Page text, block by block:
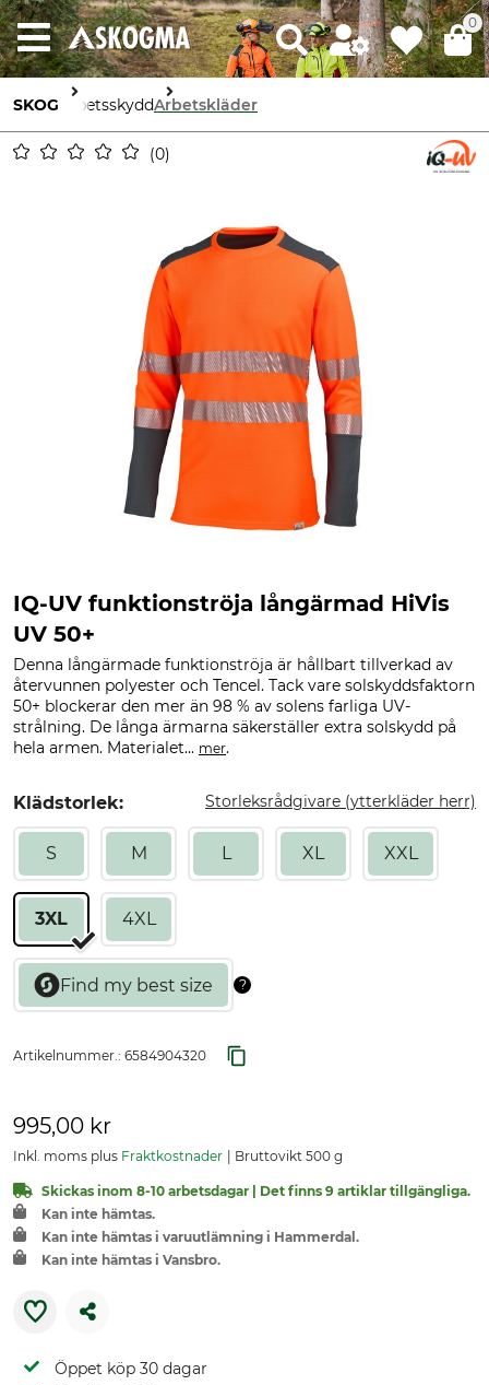
0
SKOG ArbetsskyddArbetskläder
0
IQ-UV funktionströja långärmad HiVis
UV 50+
Denna långärmade funktionströja är hållbart tillverkad av
återvunnen polyester och Tencel. Tack vare solskyddsfaktorn
50+ blockerar den mer än 98 % av solens farliga UV-
strålning. De långa ärmarna säkerställer extra solskydd på
hela armen. Materialet... mer.
Klädstorlek: Storleksrådgivare (ytterkläder herr)
S M L XL XXL
3XL 4XL
Artikelnummer.: 6584904320
995,00 kr
Inkl. moms plus Fraktkostnader Bruttovikt 500 g
Skickas inom 8-10 arbetsdagar | Det finns 9 artiklar tillgängliga.
Kan inte hämtas.
Kan inte hämtas i varuutlämning i Hammerdal.
Kan inte hämtas i Vansbro.
Öppet köp 30 dagar